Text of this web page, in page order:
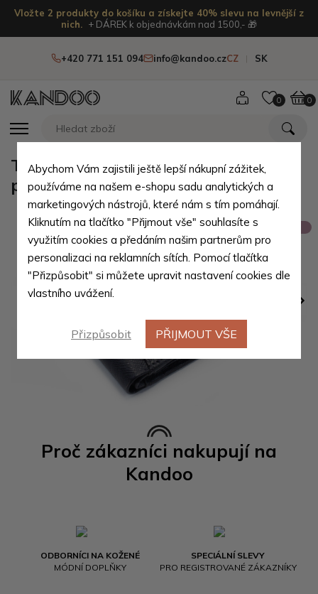
Vložte 2 produkty do košíku a získejte 40% slevu na levnější z
nich.
+ DÁREK k objednávkám nad 1500,- 🎁
+420 771 151 094 info@kandoo.czCZ SK
0 0
Proč zákazníci nakupují na
Kandoo
ODBORNÍCI NA KOŽENÉ
MÓDNÍ DOPLŇKY
SPECIÁLNÍ SLEVY
PRO REGISTROVANÉ ZÁKAZNÍKY
Tmavě modrá kožená pánská
peněženka Thibault
Abychom Vám zajistili ještě lepší nákupní zážitek,
používáme na našem e-shopu sadu analytických a
marketingových nástrojů, které nám s tím pomáhají.
Kliknutím na tlačítko "Přijmout vše" souhlasíte s
využitím cookies a předáním našim partnerům pro
personalizaci na reklamních sítích. Pomocí tlačítka
"Přizpůsobit" si můžete upravit nastavení cookies dle
vlastního uvážení.
Přizpůsobit PŘIJMOUT VŠE